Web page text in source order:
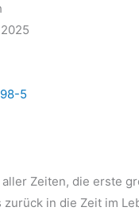
5
Zeiten, die erste
in die Zeit im